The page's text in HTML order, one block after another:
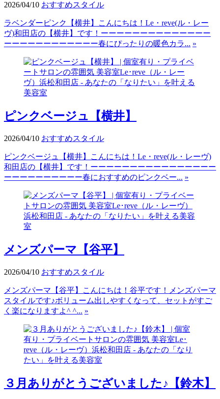
2026/04/10 おすすめスタイル
ラベンダーピンク【横井】こんにちは！Le・reve(ル・レー
ヴ)和田店の【横井】です！ーーーーーーーーーーーーーー
ーーーーーーーーーーーー春にぴったりの暖色カラ... »
ピンクベージュ【横井】
2026/04/10 おすすめスタイル
ピンクベージュ【横井】こんにちは！Le・reve(ル・レーヴ)
和田店の【横井】です！ーーーーーーーーーーーーーーーー
ーーーーーーーーーー春におすすめのピンクベー... »
メンズパーマ【谷平】
2026/04/10 おすすめスタイル
メンズパーマ【谷平】こんにちは！谷平です！メンズパーマ
スタイルです♪ボリューム出しやすくなって、セットがすご
く楽になりますよ^ ^... »
３月ありがとうございました♪【鈴木】